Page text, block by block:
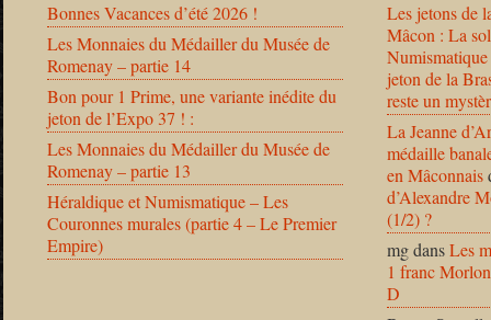
Bonnes Vacances d’été 2026 !
Les Monnaies du Médailler du Musée de
Romenay – partie 14
Bon pour 1 Prime, une variante inédite du
jeton de l’Expo 37 ! :
Les Monnaies du Médailler du Musée de
Romenay – partie 13
Héraldique et Numismatique – Les
Couronnes murales (partie 4 – Le Premier
Empire)
Les jetons de
Mâcon : La
jeton de la
reste un
La Jeanne
médaille
en Mâconnais
d’Alexandre
(1/2) ?
mgdansLes
1 franc
D